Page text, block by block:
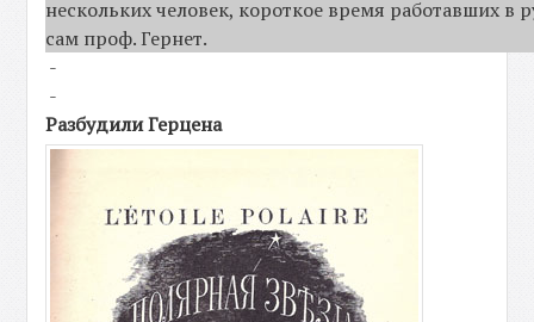
нескольких человек, короткое время работавших в
сам проф. Гернет.
-
-
Разбудили Герцена